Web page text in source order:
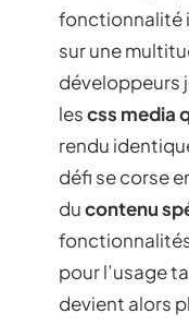
fonctionnalité
sur une
développeurs
lescss media
rendu
défi se corse
ducontenu
pour l’usage
devient alors